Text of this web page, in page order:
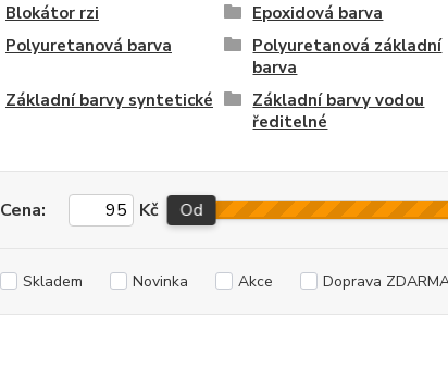
Blokátor rzi Epoxidová barva
Polyuretanová barva
Polyuretanová základní
barva
Základní barvy syntetické
Základní barvy vodou
ředitelné
Cena: Kč Od
Skladem Novinka Akce Doprava